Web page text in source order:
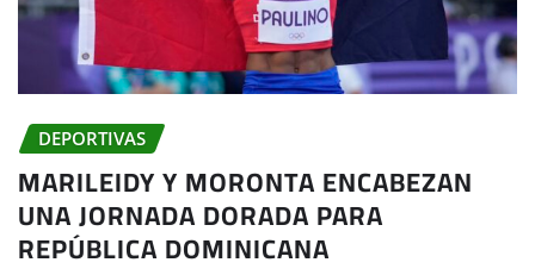
DEPORTIVAS
MARILEIDY Y MORONTA ENCABEZAN
UNA JORNADA DORADA PARA
REPÚBLICA DOMINICANA